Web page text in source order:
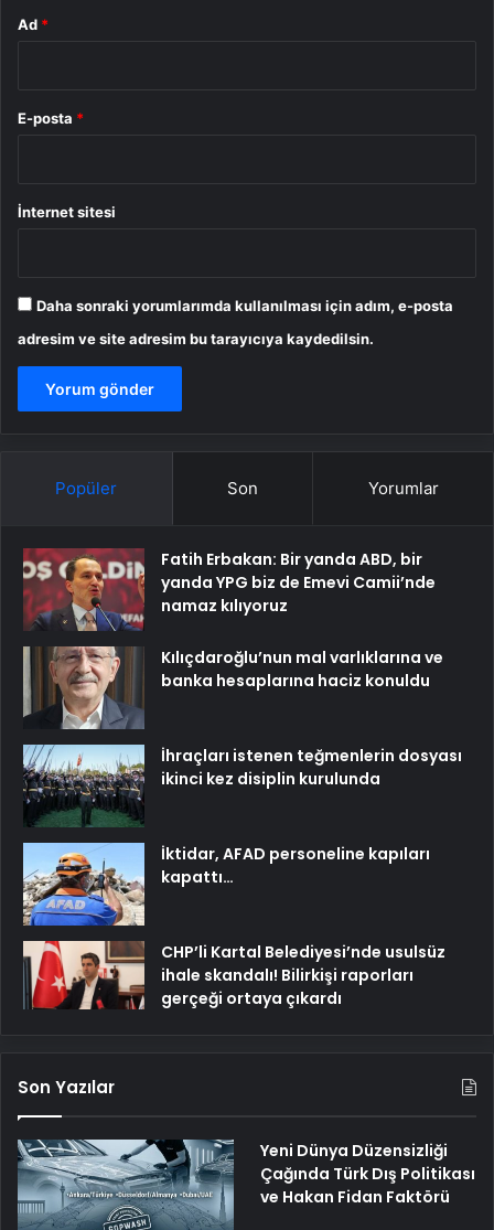
Ad *
E-posta *
İnternet sitesi
Daha sonraki yorumlarımda kullanılması için adım, e-posta
adresim ve site adresim bu tarayıcıya kaydedilsin.
Popüler Son Yorumlar
Fatih Erbakan: Bir yanda ABD, bir
yanda YPG biz de Emevi Camii’nde
namaz kılıyoruz
Kılıçdaroğlu’nun mal varlıklarına ve
banka hesaplarına haciz konuldu
İhraçları istenen teğmenlerin dosyası
ikinci kez disiplin kurulunda
İktidar, AFAD personeline kapıları
kapattı…
CHP’li Kartal Belediyesi’nde usulsüz
ihale skandalı! Bilirkişi raporları
gerçeği ortaya çıkardı
Son Yazılar
Yeni Dünya Düzensizliği
Çağında Türk Dış Politikası
ve Hakan Fidan Faktörü